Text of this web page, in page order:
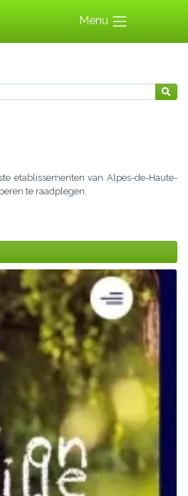
Menu
etablissementen van Alpes-de-Haute-
te raadplegen.